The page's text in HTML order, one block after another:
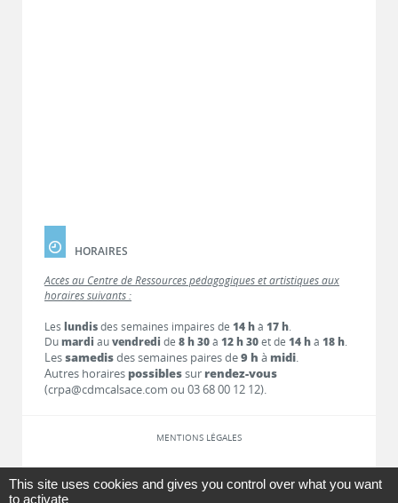
HORAIRES
Accès au Centre de Ressources pédagogiques et artistiques aux
horaires suivants :
Les lundisdes semaines impaires de 14 hà 17 h.
Dumardi auvendredi de 8 h 30à 12 h 30et de 14 hà 18 h.
Lessamedisdes semaines paires de9 h à midi.
Autres horaires possiblessur rendez-vous
(crpa@cdmcalsace.com ou 03 68 00 12 12).
MENTIONS LÉGALES
LIENS
This site uses cookies and gives you control over what you want
to activate